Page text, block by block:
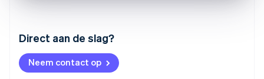
Direct aan de slag?
Neem contact op
Australië
English
België
NederlandsFrançais Deutsch